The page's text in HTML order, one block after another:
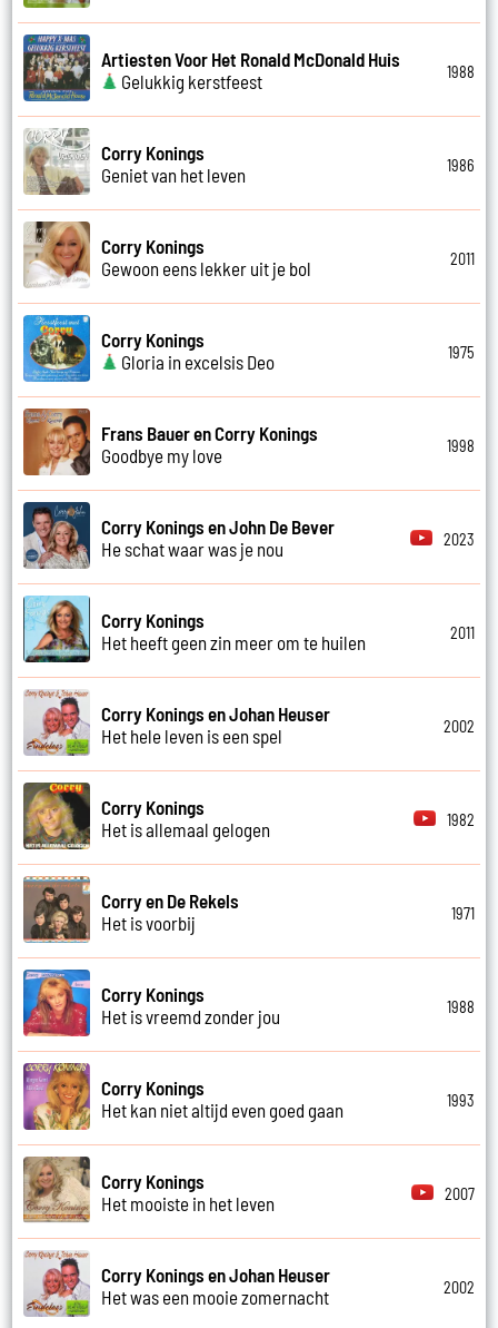
Artiesten Voor Het Ronald McDonald Huis
Gelukkig kerstfeest
1988
Corry Konings
Geniet van het leven
1986
Corry Konings
Gewoon eens lekker uit je bol
2011
Corry Konings
Gloria in excelsis Deo
1975
Frans Bauer en Corry Konings
Goodbye my love
1998
Corry Konings en John De Bever
He schat waar was je nou
2023
Corry Konings
Het heeft geen zin meer om te huilen
2011
Corry Konings en Johan Heuser
Het hele leven is een spel
2002
Corry Konings
Het is allemaal gelogen
1982
Corry en De Rekels
Het is voorbij
1971
Corry Konings
Het is vreemd zonder jou
1988
Corry Konings
Het kan niet altijd even goed gaan
1993
Corry Konings
Het mooiste in het leven
2007
Corry Konings en Johan Heuser
Het was een mooie zomernacht
2002